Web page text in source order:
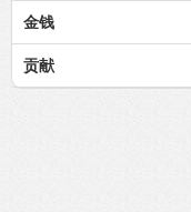
金钱
贡献